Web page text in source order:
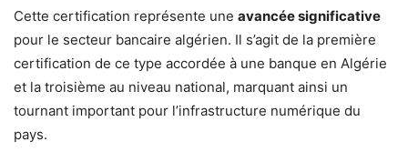
Cette certification représente une avancée significative
pour le secteur bancaire algérien. Il s’agit de la première
certification de ce type accordée à une banque en Algérie
et la troisième au niveau national, marquant ainsi un
tournant important pour l’infrastructure numérique du
pays.